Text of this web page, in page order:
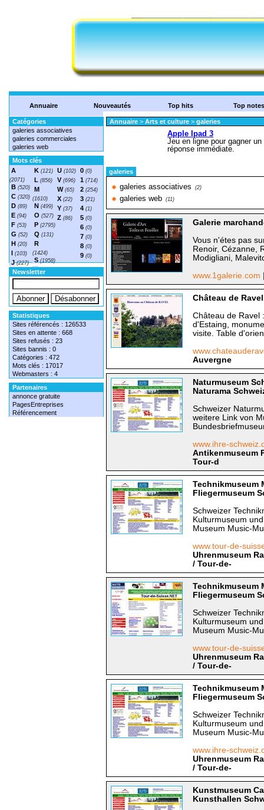
Annuaire Nouveautés Top hits Top notes
Catégories
galeries associatives
galeries commerciales
galeries web
Mots clés
A
(2071)
B (520)
C (320)
D (89)
E (94)
F (53)
G (52)
H (20)
I (103)
J(227)
K (121)
L (856)
M
(1610)
N (499)
O (527)
P (2795)
Q (131)
R
(1424)
S (1958)
T(1548)
U (102)
V (696)
W (65)
X (22)
Y (37)
Z (86)
0 (0)
1 (714)
2 (254)
3 (21)
4 (1)
5 (0)
6 (0)
7 (0)
8 (0)
9 (0)
Newsletter
Statistiques
Sites référencés : 126533
Sites en attente : 668
Sites refusés : 23
Sites bannis : 0
Catégories : 472
Mots clés : 17017
Webmasters : 4
Partenaires
annonce gratuite
PagesEntreprises
Référencement
Annuaire > Arts et culture > galeries
galeries
galeries associatives (2)
galeries web (11)
Galerie
Vous n'étes pas
Renoir, Cézanne,
Modigliani,
www.1galerie.com
Château de
Château de Ravel
d'Estaing,
visite. Table
Auvergne
Naturmuseum
Naturama
Schweizer
weitere Link von
www.ihre-
Antikenmuseum
Tour-d
Technikmuseum
Fliegermuseum
Schweizer
Kulturmuseum
Museum Music-
www.tour-de-
Uhrenmuseum
/ Tour-de-
Technikmuseum
Fliegermuseum
Schweizer
Kulturmuseum
Museum Music-
www.tour-de-
Uhrenmuseum
/ Tour-de-
Technikmuseum
Fliegermuseum
Schweizer
Kulturmuseum
Museum Music-
www.ihre-
Uhrenmuseum
/ Tour-de-
Kunstmuseum
Kunsthallen